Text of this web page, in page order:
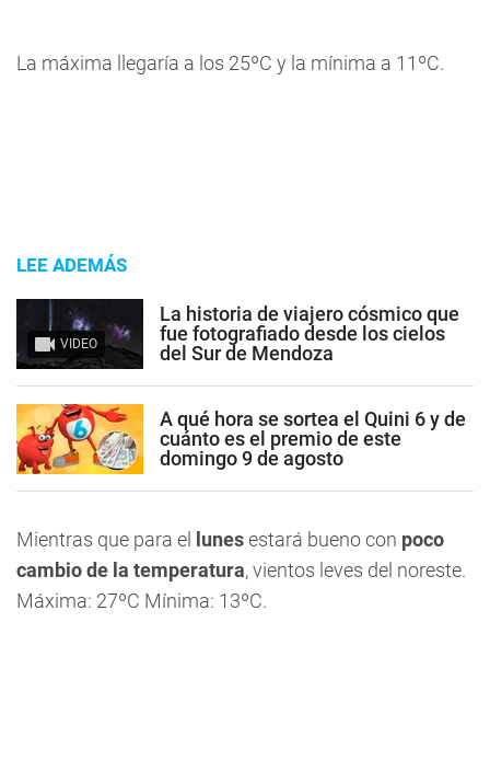
La máxima llegaría a los 25ºC y la mínima a 11ºC.
LEE ADEMÁS
VIDEO
La historia de viajero cósmico que
fue fotografiado desde los cielos
del Sur de Mendoza
A qué hora se sortea el Quini 6 y de
cuánto es el premio de este
domingo 9 de agosto
Mientras que para el lunesestará bueno con poco
cambio de la temperatura, vientos leves del noreste.
Máxima: 27ºC Mínima: 13ºC.